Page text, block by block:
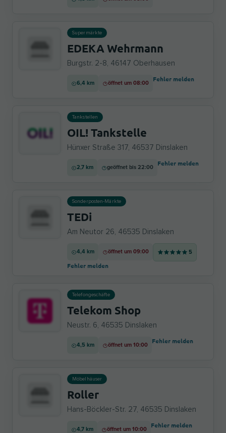
Supermärkte
EDEKA Wehrmann
Burgstr. 2-8, 46147 Oberhausen
6,4 km öffnet um 08:00
Fehler melden
Tankstellen
OIL! Tankstelle
Hünxer Straße 317, 46537 Dinslaken
2,7 km geöffnet bis 22:00
Fehler melden
Sonderposten-Märkte
TEDi
Am Neutor 26, 46535 Dinslaken
4,4 km öffnet um 09:00 5
Fehler melden
Telefongeschäfte
Telekom Shop
Neustr. 6, 46535 Dinslaken
4,5 km öffnet um 10:00
Fehler melden
Möbelhäuser
Roller
Hans-Böckler-Str. 27, 46535 Dinslaken
4,7 km öffnet um 10:00
Fehler melden